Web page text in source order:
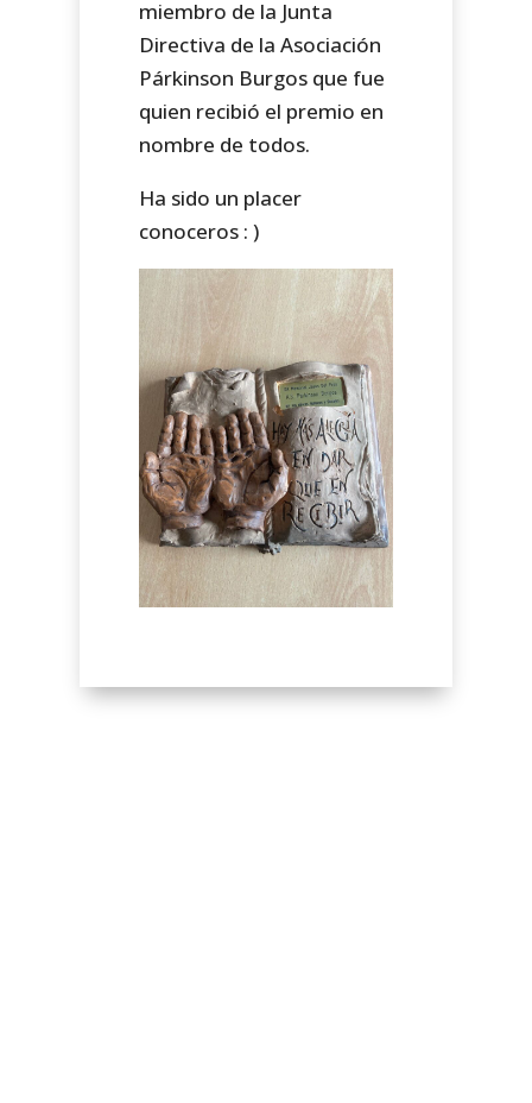
miembro de la Junta
Directiva de la Asociación
Párkinson Burgos que fue
quien recibió el premio en
nombre de todos.
Ha sido un placer
conoceros : )